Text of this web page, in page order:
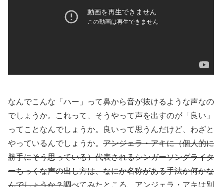
なんでこんな「ハー」って鼻から音が抜けるような声なの
でしょうか。これって、そうやって声を出すのが「良い」
ってことなんでしょうか。良いって思うんだけど、わざと
やっているんでしょうか。 アンジェラ・アキに（個人的に
勝手にそう思っている）代表されるシンガーソングライタ
ーちっくな声の出し方は、なにか名称がある手法か何かな
んでしょうか？調べてみたところ、アンジェラ・アキは別